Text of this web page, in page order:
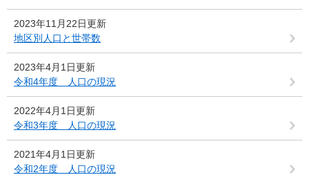
2023年11月22日更新
地区別人口と世帯数
2023年4月1日更新
令和4年度 人口の現況
2022年4月1日更新
令和3年度 人口の現況
2021年4月1日更新
令和2年度 人口の現況